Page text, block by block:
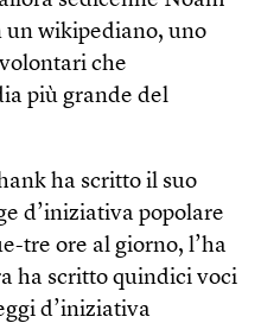
un wikipediano, uno
che
più grande del
ha scritto il suo
d’iniziativa popolare
tre ore al giorno, l’ha
ha scritto quindici voci
d’iniziativa